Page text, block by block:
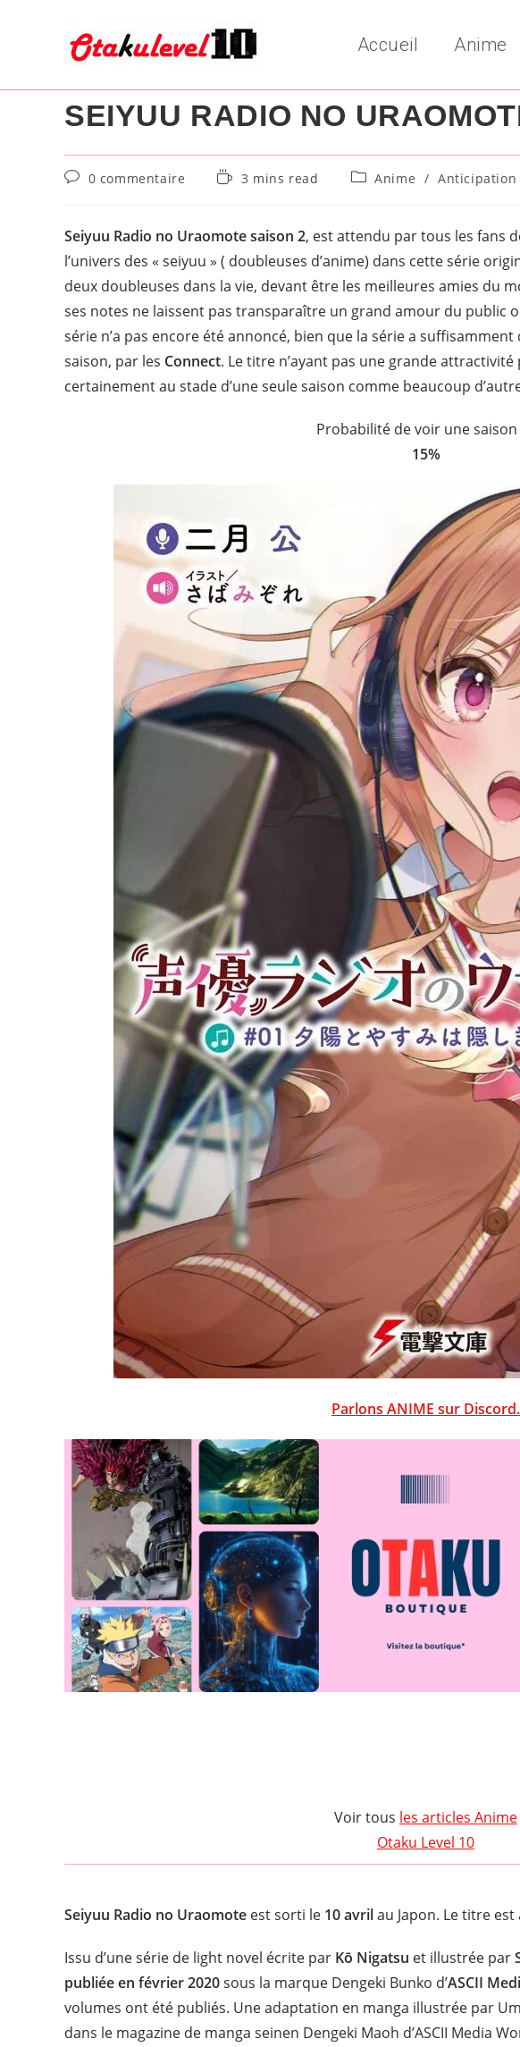
Accueil Anime
SEIYUU RADIO NO
Commentaires
publication :
0 commentaire
Temps3 mins read
PostAnime / Anticipation
Seiyuu Radio no Uraomote saison 2, est attendu par tous les fans
l’univers des « seiyuu » ( doubleuses d’anime) dans cette série
deux doubleuses dans la vie, devant être les meilleures amies du
ses notes ne laissent pas transparaître un grand amour du public
série n’a pas encore été annoncé, bien que la série a
saison, par les Connect. Le titre n’ayant pas une grande
certainement au stade d’une seule saison comme beaucoup
Probabilité de voir une saison
15%
Parlons ANIME sur Discord.
Voir tous les articles Anime
Otaku Level 10
Seiyuu Radio no Uraomote est sorti le 10 avrilau Japon. Le titre
Issu d’une série de light novel écrite par Kō Nigatsu et illustrée par
publiée en février 2020sous la marque Dengeki Bunko d’ASCII
volumes ont été publiés. Une adaptation en manga illustrée par
dans le magazine de manga seinen Dengeki Maoh d’ASCII Media